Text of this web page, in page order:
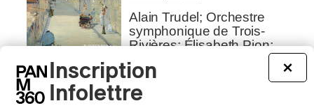
Alain Trudel; Orchestre
symphonique de Trois-
Rivières; Élisabeth Pion;
Valérie Milot – Ravel
INTERVIEW
×
Inscription
Infolettre